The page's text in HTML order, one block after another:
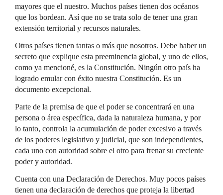
mayores que el nuestro. Muchos países tienen dos océanos
que los bordean. Así que no se trata solo de tener una gran
extensión territorial y recursos naturales.
Otros países tienen tantas o más que nosotros. Debe haber un
secreto que explique esta preeminencia global, y uno de ellos,
como ya mencioné, es la Constitución. Ningún otro país ha
logrado emular con éxito nuestra Constitución. Es un
documento excepcional.
Parte de la premisa de que el poder se concentrará en una
persona o área específica, dada la naturaleza humana, y por
lo tanto, controla la acumulación de poder excesivo a través
de los poderes legislativo y judicial, que son independientes,
cada uno con autoridad sobre el otro para frenar su creciente
poder y autoridad.
Cuenta con una Declaración de Derechos. Muy pocos países
tienen una declaración de derechos que proteja la libertad